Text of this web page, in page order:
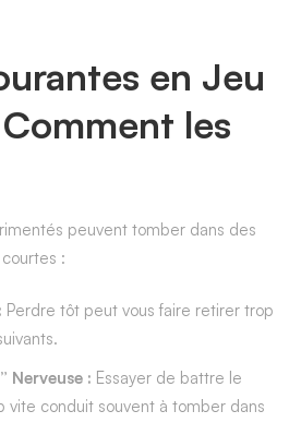
en Jeu
les
peuvent tomber dans des
:
Perdre tôt peut vous faire retirer trop
Nerveuse : Essayer de battre le
vite conduit souvent à tomber dans